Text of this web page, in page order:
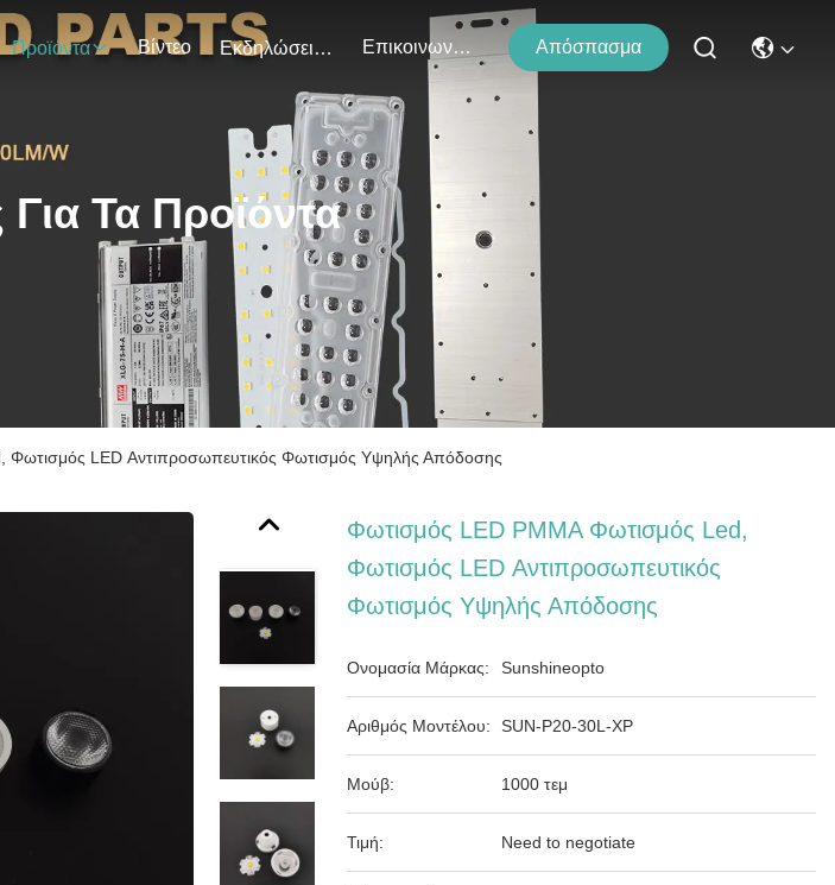
Προϊόντα Βίντεο Εκδηλώσεις Επικοινωνήστε Μαζί Μας Απόσπασμα
Για Τα Προϊόντα
LED Αντιπροσωπευτικός Φωτισμός Υψηλής Απόδοσης
Φωτισμός LED PMMA Φωτισμός Led,
Φωτισμός LED Αντιπροσωπευτικός
Φωτισμός Υψηλής Απόδοσης
Ονομασία Μάρκας: Sunshineopto
Αριθμός Μοντέλου: SUN-P20-30L-XP
Μούβ: 1000 τεμ
Τιμή: Need to negotiate